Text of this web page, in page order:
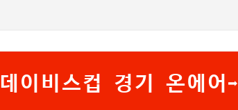
데이비스컵 경기 온에어➡️